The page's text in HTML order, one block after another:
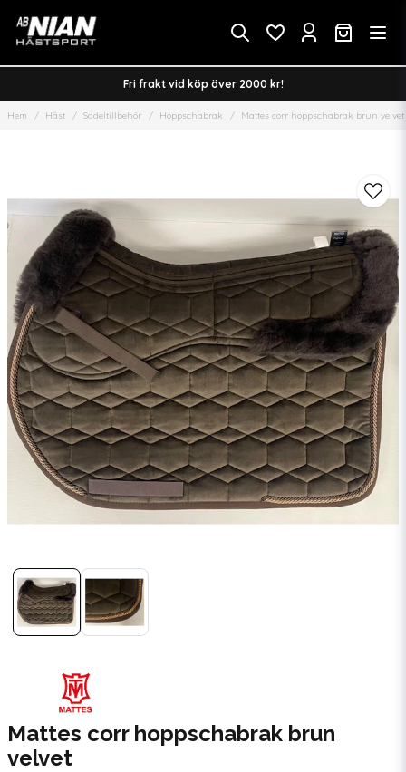
Fri frakt vid köp över 2000 kr!
Hem Häst Sadeltillbehör Hoppschabrak Mattes corr hoppschabrak brun velvet
Mattes corr hoppschabrak brun
velvet